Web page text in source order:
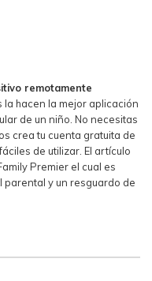
remotamente
la hacen la mejor aplicación
de un niño. No necesitas
crea tu cuenta gratuita de
de utilizar. El artículo
Premier el cual es
parental y un resguardo de